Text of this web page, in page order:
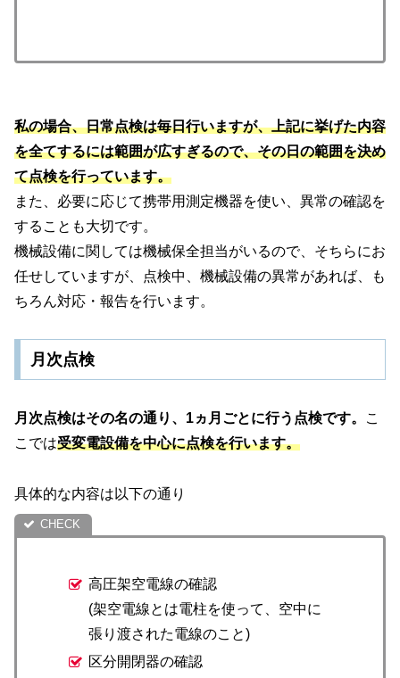
私の場合、日常点検は毎日行いますが、上記に挙げた内容
を全てするには範囲が広すぎるので、その日の範囲を決め
て点検を行っています。
また、必要に応じて携帯用測定機器を使い、異常の確認を
することも大切です。
機械設備に関しては機械保全担当がいるので、そちらにお
任せしていますが、点検中、機械設備の異常があれば、も
ちろん対応・報告を行います。
月次点検
月次点検はその名の通り、1ヵ月ごとに行う点検です。
こ
こでは受変電設備を中心に点検を行います。
具体的な内容は以下の通り
高圧架空電線の確認
(架空電線とは電柱を使って、空中に
張り渡された電線のこと)
区分開閉器の確認